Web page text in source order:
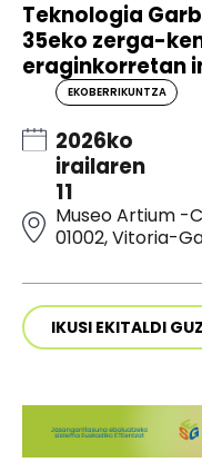
Teknologia
35eko zerga-
eraginkorretan
EKOBERRIKUNTZA
2026ko
irailaren
11
Museo Artium -
01002, Vitoria-
IKUSI EKITALDI